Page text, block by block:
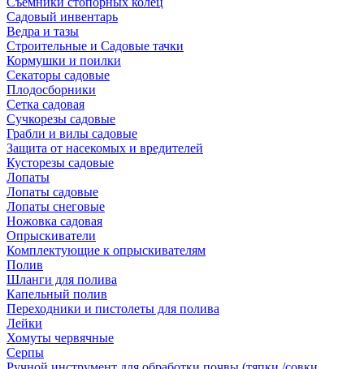
Садовый инвентарь
Ведра и тазы
Строительные и Садовые тачки
Кормушки и поилки
Секаторы садовые
Плодосборники
Сетка садовая
Сучкорезы садовые
Грабли и вилы садовые
Защита от насекомых и вредителей
Кусторезы садовые
Лопаты
Лопаты садовые
Лопаты снеговые
Ножовка садовая
Опрыскиватели
Комплектующие к опрыскивателям
Полив
Шланги для полива
Капельный полив
Переходники и пистолеты для полива
Лейки
Хомуты червячные
Серпы